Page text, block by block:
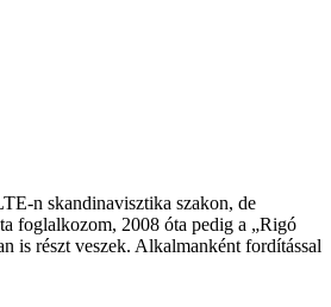
n skandinavisztika szakon, de
foglalkozom, 2008 óta pedig a „Rigó
is részt veszek. Alkalmanként fordítással